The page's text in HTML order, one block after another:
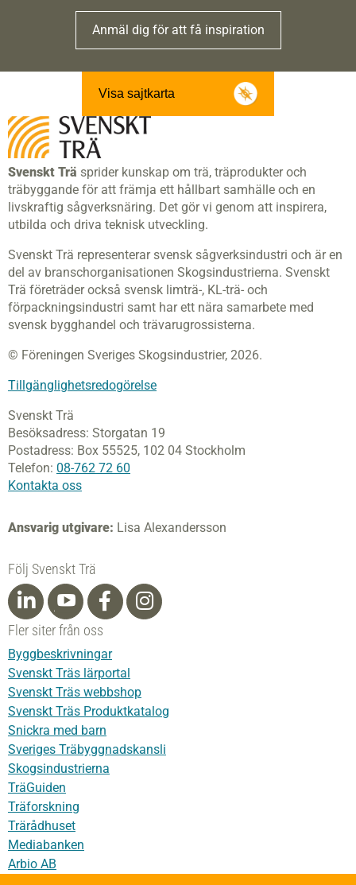
Anmäl dig för att få inspiration
Visa sajtkarta
Svenskt Trä sprider kunskap om trä, träprodukter och
träbyggande för att främja ett hållbart samhälle och en
livskraftig sågverksnäring. Det gör vi genom att inspirera,
utbilda och driva teknisk utveckling.
Svenskt Trä representerar svensk sågverksindustri och är en
del av branschorganisationen Skogsindustrierna. Svenskt
Trä företräder också svensk limträ-, KL-trä- och
förpackningsindustri samt har ett nära samarbete med
svensk bygghandel och trävarugrossisterna.
© Föreningen Sveriges Skogsindustrier, 2026.
Tillgänglighetsredogörelse
Svenskt Trä
Besöksadress: Storgatan 19
Postadress: Box 55525, 102 04 Stockholm
Telefon: 08-762 72 60
Kontakta oss
Ansvarig utgivare: Lisa Alexandersson
Följ Svenskt Trä
Fler siter från oss
Byggbeskrivningar
Svenskt Träs lärportal
Svenskt Träs webbshop
Svenskt Träs Produktkatalog
Snickra med barn
Sveriges Träbyggnadskansli
Skogsindustrierna
TräGuiden
Träforskning
Trärådhuset
Mediabanken
Arbio AB